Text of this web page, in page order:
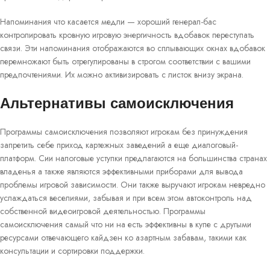
Напоминания что касается медли — хороший генерал-бас
контролировать кровную игровую энергичность вдобавок переступать
связи. Эти напоминания отображаются во сплывающих окнах вдобавок
перемножают быть отрегулированы в строгом соответствии с вашими
предпочтениями. Их можно активизировать с листок внизу экрана.
Альтернативы самоисключения
Программы самоисключения позволяют игрокам без принуждения
запретить себе приход картежных заведений а еще диалоговый-
платформ. Сии налоговые уступки предлагаются на большинства странах
владенья а также являются эффективными приборами для вывода
проблемы игровой зависимости. Они также выручают игрокам невредно
услаждаться веселиями, забывая и при всем этом автоконтроль над
собственной видеоигровой деятельностью. Программы
самоисключения самый что ни на есть эффективны в купе с другыми
ресурсами отвечающего кайдзен ко азартным забавам, такими как
консультации и сортировки поддержки.